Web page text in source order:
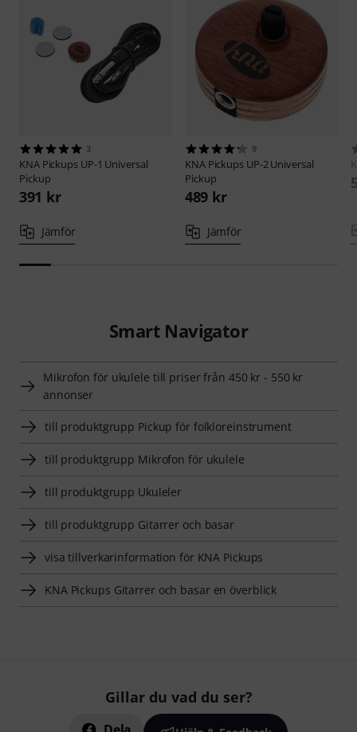
3
KNA Pickups UP-1 Universal
Pickup
391 kr
Jämför
9
KNA Pickups UP-2 Universal
Pickup
489 kr
Jämför
Smart Navigator
Mikrofon för ukulele till priser från 450 kr - 550 kr
annonser
till produktgrupp Pickup för folkloreinstrument
till produktgrupp Mikrofon för ukulele
till produktgrupp Ukuleler
till produktgrupp Gitarrer och basar
visa tillverkarinformation för KNA Pickups
KNA Pickups Gitarrer och basar en överblick
Gillar du vad du ser?